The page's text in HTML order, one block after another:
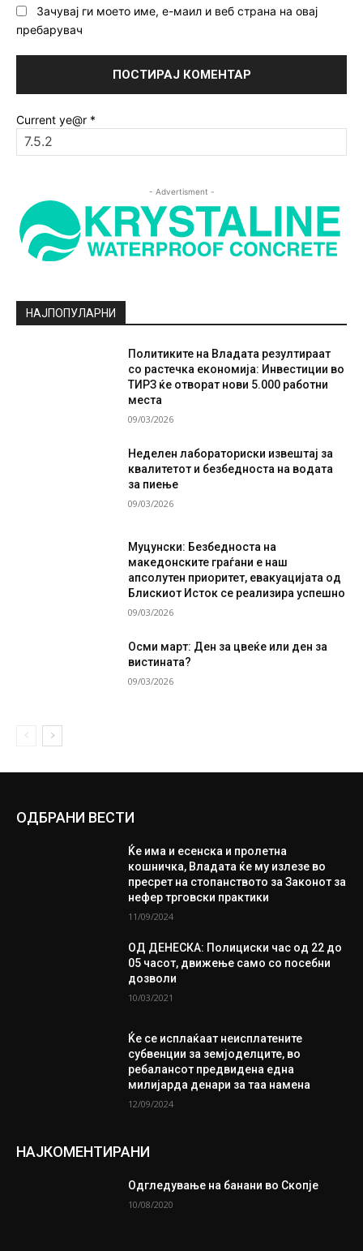
Зачувај ги моето име, е-маил и веб страна на овај
пребарувач
Current ye@r *
- Advertisment -
НАЈПОПУЛАРНИ
Политиките на Владата резултираат
со растечка економија: Инвестиции во
ТИРЗ ќе отворат нови 5.000 работни
места
09/03/2026
Неделен лабораториски извештај за
квалитетот и безбедноста на водата
за пиење
09/03/2026
Муцунски: Безбедноста на
македонските граѓани е наш
апсолутен приоритет, евакуацијата од
Блискиот Исток се реализира успешно
09/03/2026
Осми март: Ден за цвеќе или ден за
вистината?
09/03/2026
ОДБРАНИ ВЕСТИ
Ќе има и есенска и пролетна
кошничка, Владата ќе му излезе во
пресрет на стопанството за Законот за
нефер трговски практики
11/09/2024
ОД ДЕНЕСКА: Полициски час од 22 до
05 часот, движење само со посебни
дозволи
10/03/2021
Ќе се исплаќаат неисплатените
субвенции за земјоделците, во
ребалансот предвидена една
милијарда денари за таа намена
12/09/2024
НАЈКОМЕНТИРАНИ
Одгледување на банани во Скопје
10/08/2020